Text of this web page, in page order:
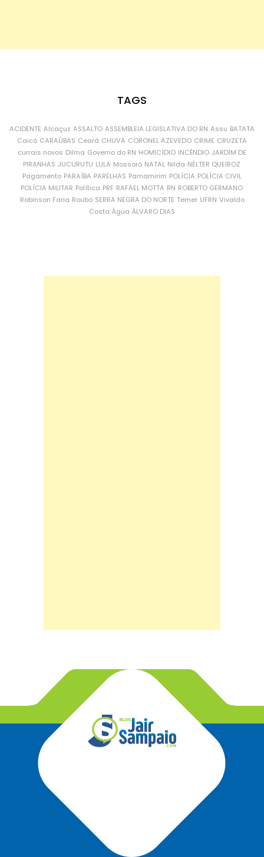
TAGS
ACIDENTE Alcaçuz ASSALTO ASSEMBLEIA LEGISLATIVA DO RN Assu BATATA
Caicó CARAÚBAS Ceará CHUVA CORONEL AZEVEDO CRIME CRUZETA
currais novos Dilma Governo do RN HOMICÍDIO INCÊNDIO JARDIM DE
PIRANHAS JUCURUTU LULA Mossoró NATAL Nilda NÉLTER QUEIROZ
Pagamento PARAÍBA PARELHAS Parnamirim POLÍCIA POLÍCIA CIVIL
POLÍCIA MILITAR Política PRF RAFAEL MOTTA RN ROBERTO GERMANO
Robinson Faria Roubo SERRA NEGRA DO NORTE Temer UFRN Vivaldo
Costa Água ÁLVARO DIAS